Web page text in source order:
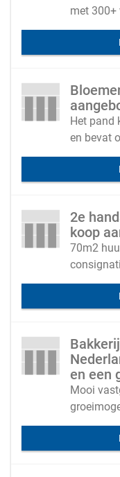
met 300+
4
Het pand
en bevat
2e
koop
70m2
is snel
en een
Mooi
derden of